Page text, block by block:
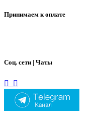
Принимаем к оплате
Соц. сети | Чаты